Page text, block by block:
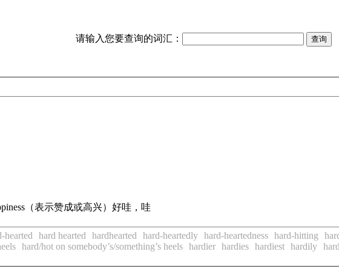
请输入您要查询的词汇：
（表示赞成或高兴）好哇，哇
hearted hard hearted hardhearted hard-heartedly hard-heartedness hard-hitting
hard/hot on somebody’s/something’s heels hardier hardies hardiest hardily